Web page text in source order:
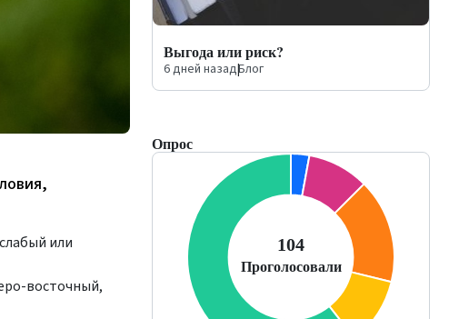
или
восточный,
Выгода или риск?
6 дней назад|Блог
Опрос